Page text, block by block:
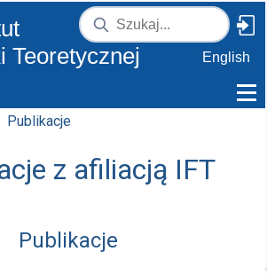
Teoretycznej
English
Publikacje
z afiliacją IFT
Publikacje